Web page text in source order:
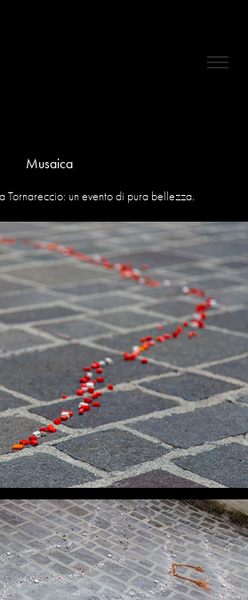
Musaica
Tornareccio: un evento di pura bellezza.